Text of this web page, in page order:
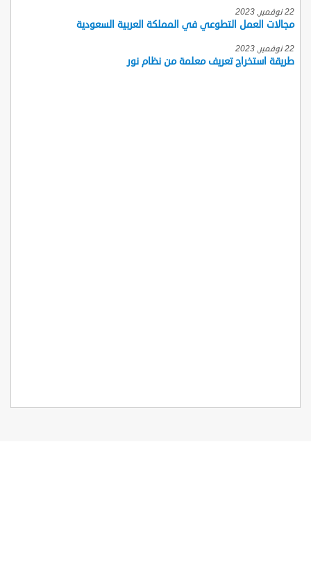
22 نوفمبر, 2023
مجالات العمل التطوعي في المملكة العربية السعودية
22 نوفمبر, 2023
طريقة استخراج تعريف معلمة من نظام نور